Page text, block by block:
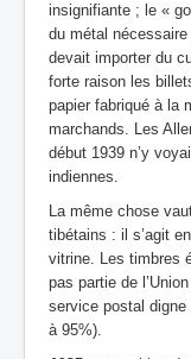
insignifiante ; le «
du métal
devait importer du
forte raison les
papier fabriqué à la
marchands. Les
début 1939 n’y
indiennes.
La même chose
tibétains : il s’agit
vitrine. Les timbres
pas partie de
service postal digne
à 95%).